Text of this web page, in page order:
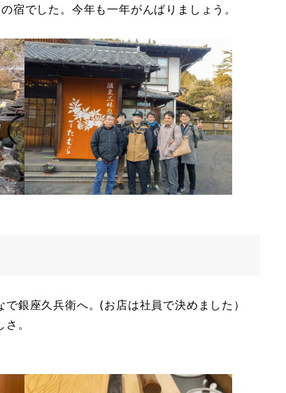
でした。今年も一年がんばりましょう。
銀座久兵衛へ。(お店は社員で決めました）
。